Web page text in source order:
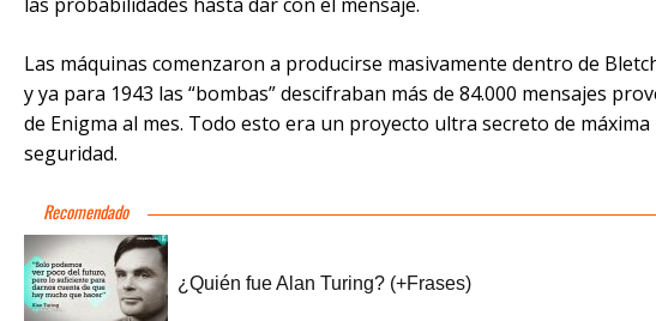
Las máquinas comenzaron a producirse masivamente dentro de
y ya para 1943 las “bombas” descifraban más de 84.000 mensajes
de Enigma al mes. Todo esto era un proyecto ultra secreto de máxima
seguridad.